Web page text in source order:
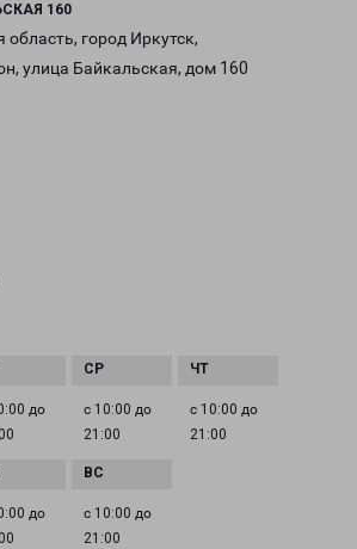
160
область, город Иркутск,
улица Байкальская, дом 160
до
с 10:00 до
21:00
с 10:00 до
21:00
до
с 10:00 до
21:00